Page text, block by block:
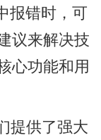
报错时，可
议来解决技
心功能和用
供了强大